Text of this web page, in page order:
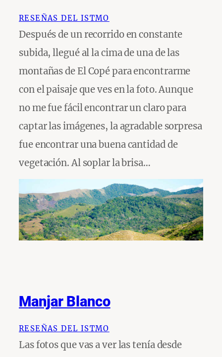
RESEÑAS DEL ISTMO
Después de un recorrido en constante
subida, llegué al la cima de una de las
montañas de El Copé para encontrarme
con el paisaje que ves en la foto. Aunque
no me fue fácil encontrar un claro para
captar las imágenes, la agradable sorpresa
fue encontrar una buena cantidad de
vegetación. Al soplar la brisa…
Manjar Blanco
RESEÑAS DEL ISTMO
Las fotos que vas a ver las tenía desde